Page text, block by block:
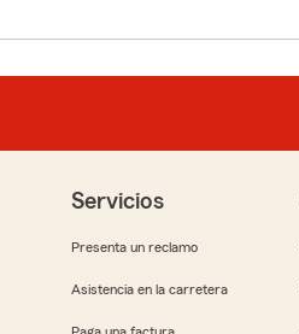
Servicios
Presenta un reclamo
Asistencia en la carretera